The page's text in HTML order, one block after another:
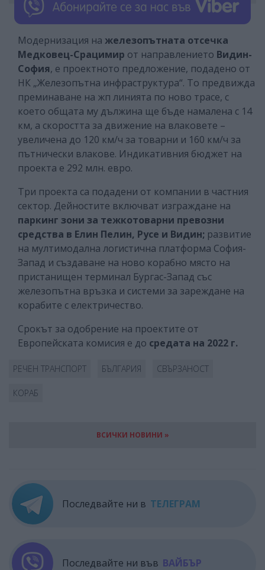
Модернизация на железопътната отсечка
Медковец-Срацимир от направлението Видин-
София, е проектното предложение, подадено от
НК „Железопътна инфраструктура“. То предвижда
преминаване на жп линията по ново трасе, с
което общата му дължина ще бъде намалена с 14
км, а скоростта за движение на влаковете –
увеличена до 120 км/ч за товарни и 160 км/ч за
пътнически влакове. Индикативния бюджет на
проекта е 292 млн. евро.
Три проекта са подадени от компании в частния
сектор. Дейностите включват изграждане на
паркинг зони за тежкотоварни превозни
средства в Елин Пелин, Русе и Видин; развитие
на мултимодална логистична платформа София-
Запад и създаване на ново корабно място на
пристанищен терминал Бургас-Запад със
железопътна връзка и системи за зареждане на
корабите с електричество.
Срокът за одобрение на проектите от
Европейската комисия е до средата на 2022 г.
РЕЧЕН ТРАНСПОРТ БЪЛГАРИЯ СВЪРЗАНОСТ
КОРАБ
ВСИЧКИ НОВИНИ »
Последвайте ни в ТЕЛЕГРАМ
Последвайте ни във ВАЙБЪР